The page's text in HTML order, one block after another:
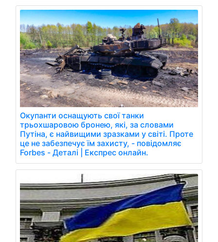
Окупанти оснащують свої танки
трьохшаровою бронею, які, за словами
Путіна, є найвищими зразками у світі. Проте
це не забезпечує їм захисту, - повідомляє
Forbes - Деталі | Експрес онлайн.